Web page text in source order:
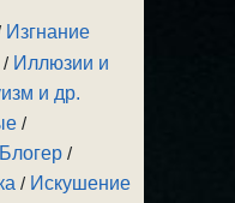
Изгнание
/ Иллюзии и
и др.
/
/
/ Искушение